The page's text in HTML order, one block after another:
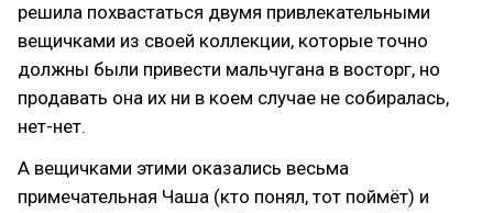
решила похвастаться двумя привлекательными
вещичками из своей коллекции, которые точно
должны были привести мальчугана в восторг, но
продавать она их ни в коем случае не собиралась,
нет-нет.
А вещичками этими оказались весьма
примечательная Чаша (кто понял, тот поймёт) и